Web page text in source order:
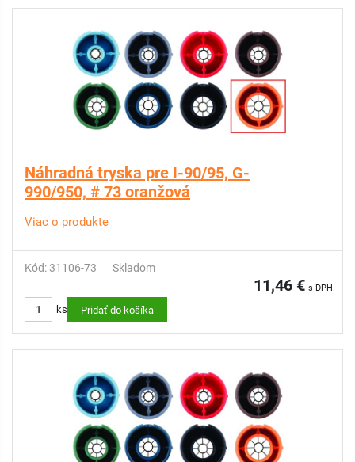
Náhradná tryska pre I-90/95, G-
990/950, # 73 oranžová
Viac o produkte
Kód: 31106-73 Skladom
11,46 € s DPH
ks Pridať do košíka